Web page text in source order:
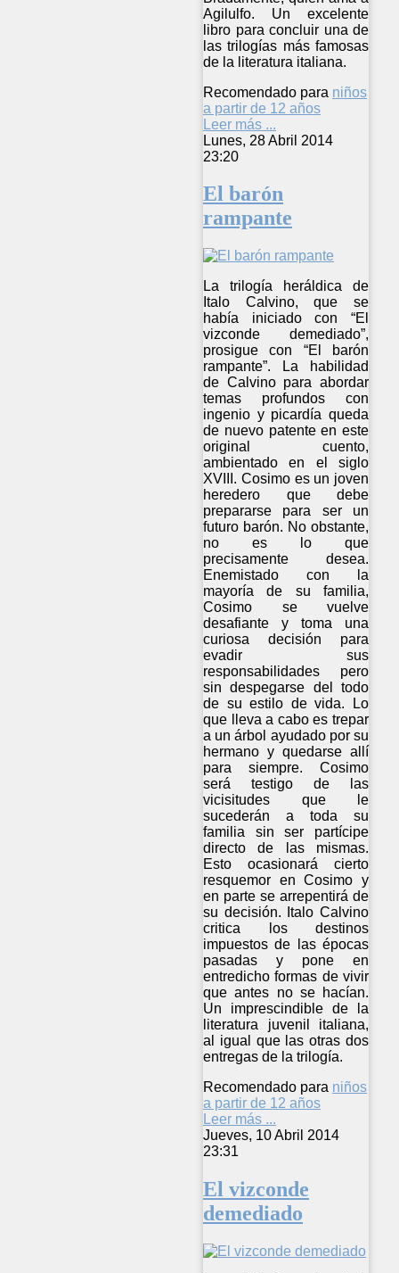
Agilulfo. Un excelente
libro para concluir una de
las trilogías más famosas
de la literatura italiana.
Recomendado para niños
a partir de 12 años
Leer más ...
Lunes, 28 Abril 2014
23:20
El barón
rampante
La trilogía heráldica de
Italo Calvino, que se
había iniciado con “El
vizconde demediado”,
prosigue con “El barón
rampante”. La habilidad
de Calvino para abordar
temas profundos con
ingenio y picardía queda
de nuevo patente en este
original cuento,
ambientado en el siglo
XVIII. Cosimo es un joven
heredero que debe
prepararse para ser un
futuro barón. No obstante,
no es lo que
precisamente desea.
Enemistado con la
mayoría de su familia,
Cosimo se vuelve
desafiante y toma una
curiosa decisión para
evadir sus
responsabilidades pero
sin despegarse del todo
de su estilo de vida. Lo
que lleva a cabo es trepar
a un árbol ayudado por su
hermano y quedarse allí
para siempre. Cosimo
será testigo de las
vicisitudes que le
sucederán a toda su
familia sin ser partícipe
directo de las mismas.
Esto ocasionará cierto
resquemor en Cosimo y
en parte se arrepentirá de
su decisión. Italo Calvino
critica los destinos
impuestos de las épocas
pasadas y pone en
entredicho formas de vivir
que antes no se hacían.
Un imprescindible de la
literatura juvenil italiana,
al igual que las otras dos
entregas de la trilogía.
Recomendado para niños
a partir de 12 años
Leer más ...
Jueves, 10 Abril 2014
23:31
El vizconde
demediado